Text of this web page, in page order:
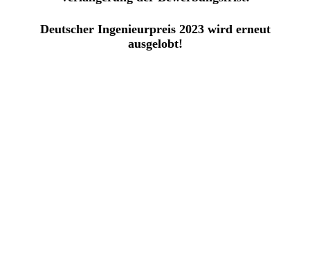
Deutscher Ingenieurpreis 2023 wird erneut
ausgelobt!